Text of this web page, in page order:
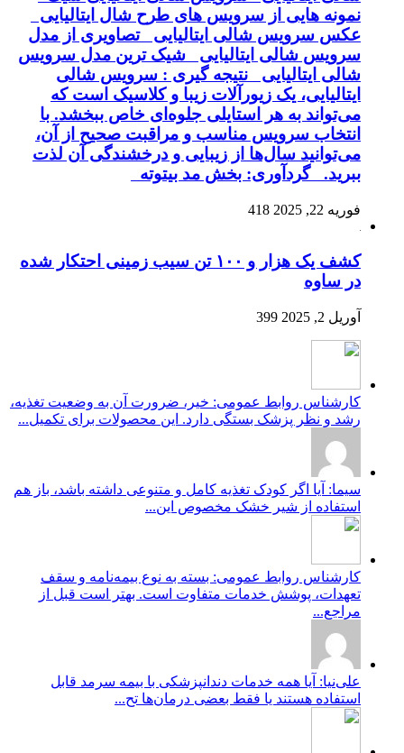
هایی از سرویس های طرح شال ایتالیایی
سرویس شالی ایتالیایی تصاویری از مدل
شالی ایتالیایی شیک ترین مدل سرویس
ایتالیایی نتیجه گیری : سرویس شالی
یک زیورآلات زیبا و کلاسیک است که
به هر استایلی جلوه‌ای خاص ببخشد. با
سرویس مناسب و مراقبت صحیح از آن،
سال‌ها از زیبایی و درخشندگی آن لذت
گردآوری: بخش مد بیتوته
418
کشف یک هزار و ۱۰۰ تن سیب زمینی احتکار شده
ساوه
399
روابط عمومی: خیر، ضرورت آن به وضعیت تغذیه،
و نظر پزشک بستگی دارد. این محصولات برای تکمیل...
آیا اگر کودک تغذیه کامل و متنوعی داشته باشد، باز هم
از شیر خشک مخصوص این...
روابط عمومی: بسته به نوع بیمه‌نامه و سقف
پوشش خدمات متفاوت است. بهتر است قبل از
آیا همه خدمات دندانپزشکی با بیمه سرمد قابل
هستند یا فقط بعضی درمان‌ها تح...